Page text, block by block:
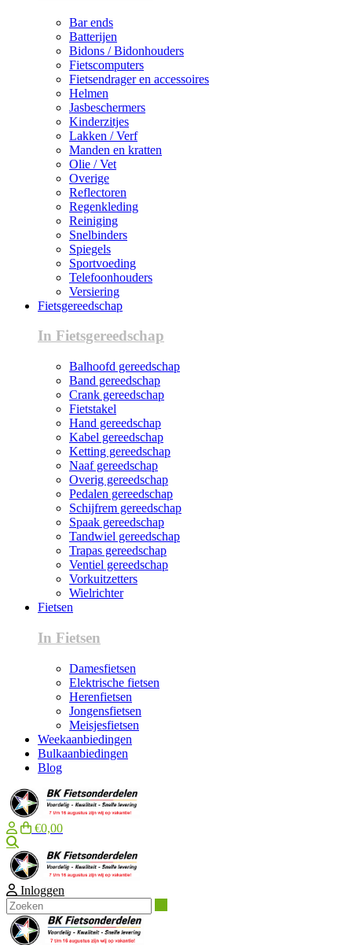
Bar ends
Batterijen
Bidons / Bidonhouders
Fietscomputers
Fietsendrager en accessoires
Helmen
Jasbeschermers
Kinderzitjes
Lakken / Verf
Manden en kratten
Olie / Vet
Overige
Reflectoren
Regenkleding
Reiniging
Snelbinders
Spiegels
Sportvoeding
Telefoonhouders
Versiering
Fietsgereedschap
In Fietsgereedschap
Balhoofd gereedschap
Band gereedschap
Crank gereedschap
Fietstakel
Hand gereedschap
Kabel gereedschap
Ketting gereedschap
Naaf gereedschap
Overig gereedschap
Pedalen gereedschap
Schijfrem gereedschap
Spaak gereedschap
Tandwiel gereedschap
Trapas gereedschap
Ventiel gereedschap
Vorkuitzetters
Wielrichter
Fietsen
In Fietsen
Damesfietsen
Elektrische fietsen
Herenfietsen
Jongensfietsen
Meisjesfietsen
Weekaanbiedingen
Bulkaanbiedingen
Blog
€0,00
Inloggen